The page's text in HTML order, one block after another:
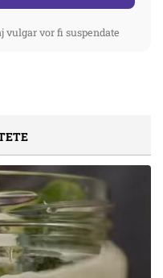
vor fi suspendate